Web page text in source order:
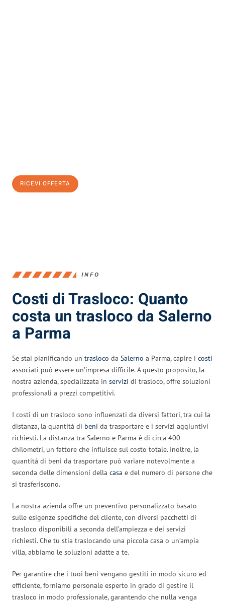
RICEVI OFFERTA
INFO
Costi di Trasloco: Quanto
costa un trasloco da Salerno
a Parma
Se stai pianificando un trasloco da Salerno a Parma, capire i costi
associati può essere un’impresa difficile. A questo proposito, la
nostra azienda, specializzata in servizi di trasloco, offre soluzioni
professionali a prezzi competitivi.
I costi di un trasloco sono influenzati da diversi fattori, tra cui la
distanza, la quantità di beni da trasportare e i servizi aggiuntivi
richiesti. La distanza tra Salerno e Parma è di circa 400
chilometri, un fattore che influisce sul costo totale. Inoltre, la
quantità di beni da trasportare può variare notevolmente a
seconda delle dimensioni della casa e del numero di persone che
si trasferiscono.
La nostra azienda offre un preventivo personalizzato basato
sulle esigenze specifiche del cliente, con diversi pacchetti di
trasloco disponibili a seconda dell’ampiezza e dei servizi
richiesti. Che tu stia traslocando una piccola casa o un’ampia
villa, abbiamo le soluzioni adatte a te.
Per garantire che i tuoi beni vengano gestiti in modo sicuro ed
efficiente, forniamo personale esperto in grado di gestire il
trasloco in modo professionale, garantendo che nulla venga